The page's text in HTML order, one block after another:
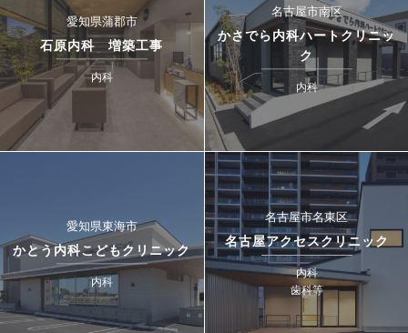
愛知県蒲郡市
石原内科 増築工事
内科
名古屋市南区
かさでら内科ハートクリニッ
ク
内科
愛知県東海市
かとう内科こどもクリニック
内科
名古屋市名東区
名古屋アクセスクリニック
内科
歯科等